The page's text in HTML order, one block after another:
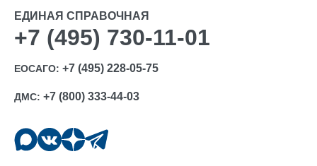
ЕДИНАЯ СПРАВОЧНАЯ
+7 (495) 730-11-01
ЕОСАГО: +7 (495) 228-05-75
ДМС: +7 (800) 333-44-03